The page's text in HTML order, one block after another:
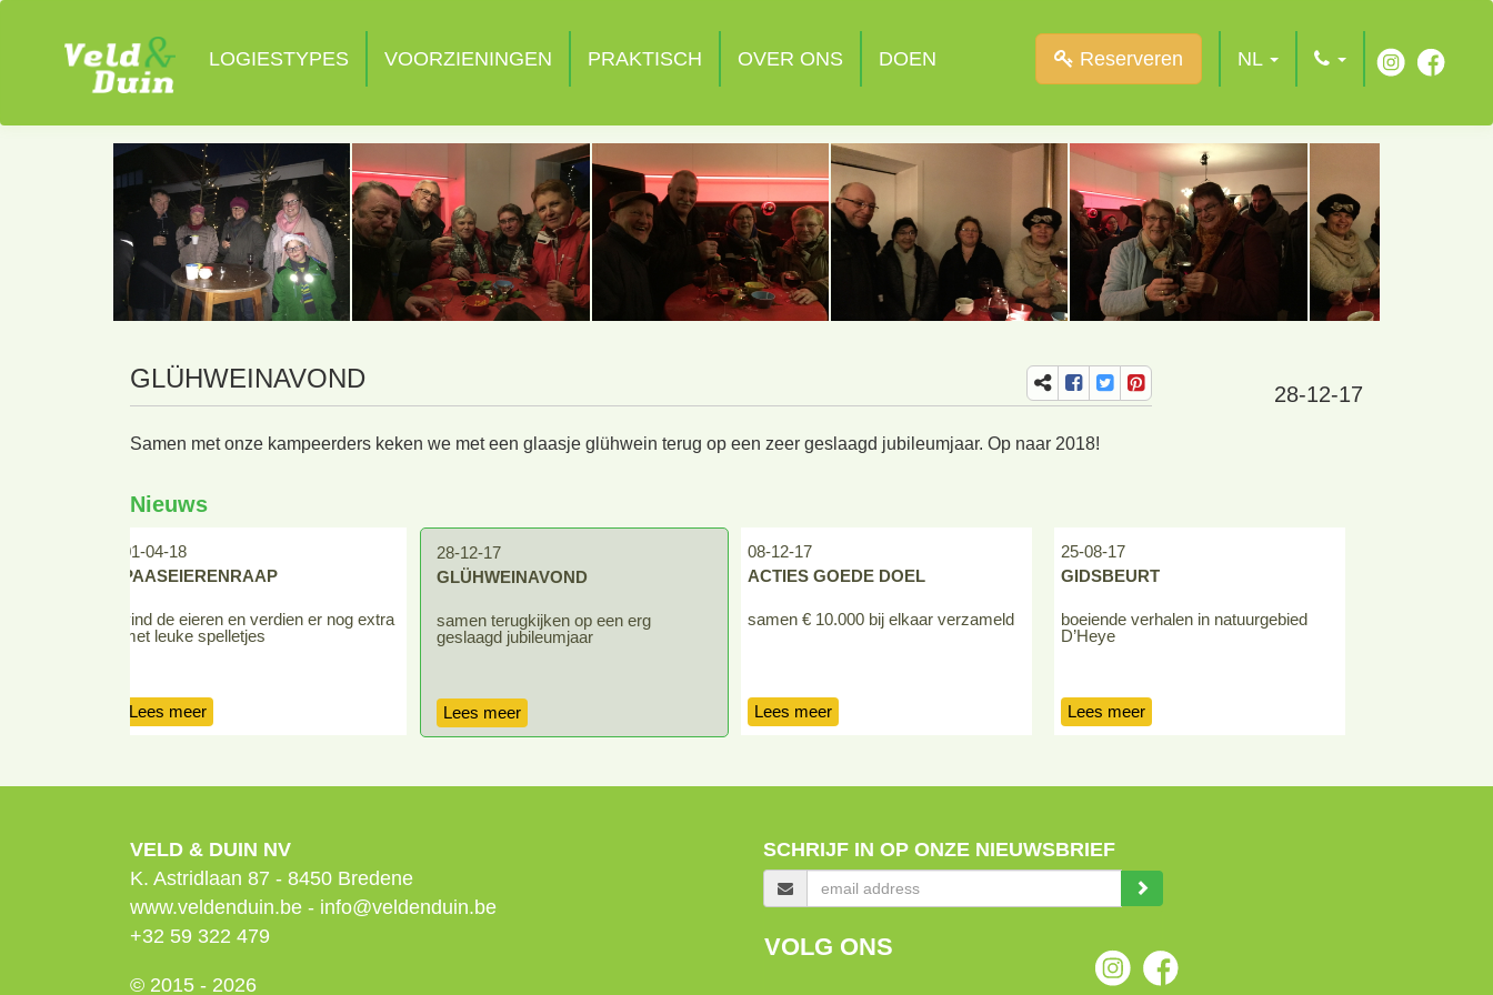
LOGIESTYPES VOORZIENINGEN PRAKTISCH OVER ONS DOEN Reserveren NL
GLÜHWEINAVOND
28-12-17
Samen met onze kampeerders keken we met een glaasje glühwein terug op een zeer geslaagd jubileumjaar. Op naar 2018!
Nieuws
01-04-18
PAASEIERENRAAP
vind de eieren en verdien er nog extra
met leuke spelletjes
Lees meer
28-12-17
GLÜHWEINAVOND
samen terugkijken op een erg
geslaagd jubileumjaar
Lees meer
08-12-17
ACTIES GOEDE DOEL
samen € 10.000 bij elkaar verzameld
Lees meer
25-08-17
GIDSBEURT
boeiende verhalen in natuurgebied
D’Heye
Lees meer
VELD & DUIN NV
K. Astridlaan 87 - 8450 Bredene
www.veldenduin.be - info@veldenduin.be
+32 59 322 479
© 2015 - 2026
SCHRIJF IN OP ONZE NIEUWSBRIEF
VOLG ONS